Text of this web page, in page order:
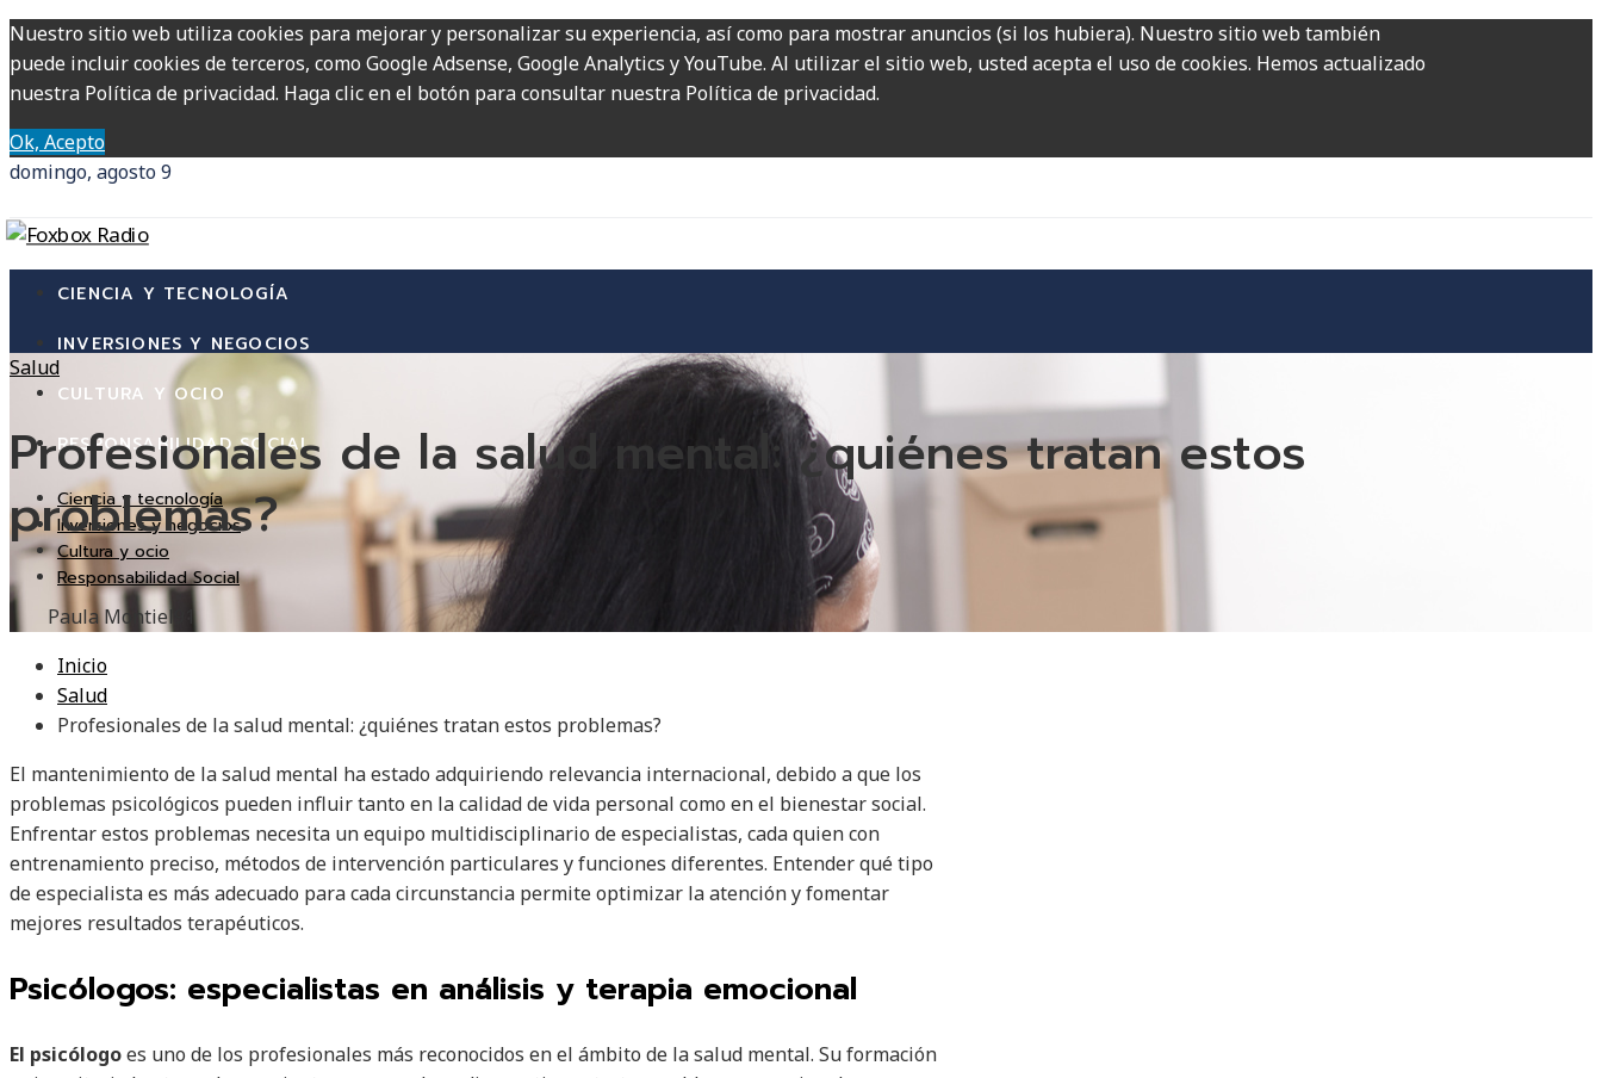
Nuestro sitio web utiliza cookies para mejorar y personalizar su experiencia, así como para mostrar anuncios (si los hubiera). Nuestro sitio web también
puede incluir cookies de terceros, como Google Adsense, Google Analytics y YouTube. Al utilizar el sitio web, usted acepta el uso de cookies. Hemos actualizado
nuestra Política de privacidad. Haga clic en el botón para consultar nuestra Política de privacidad.
Ok, Acepto
domingo, agosto 9
CIENCIA Y TECNOLOGÍA
INVERSIONES Y NEGOCIOS
CULTURA Y OCIO
RESPONSABILIDAD SOCIAL
Ciencia y tecnología
Inversiones y negocios
Cultura y ocio
Responsabilidad Social
Salud
Profesionales de la salud mental: ¿quiénes tratan estos
problemas?
Paula Montiel 91
Inicio
Salud
Profesionales de la salud mental: ¿quiénes tratan estos problemas?
El mantenimiento de la salud mental ha estado adquiriendo relevancia internacional, debido a que los
problemas psicológicos pueden influir tanto en la calidad de vida personal como en el bienestar social.
Enfrentar estos problemas necesita un equipo multidisciplinario de especialistas, cada quien con
entrenamiento preciso, métodos de intervención particulares y funciones diferentes. Entender qué tipo
de especialista es más adecuado para cada circunstancia permite optimizar la atención y fomentar
mejores resultados terapéuticos.
Psicólogos: especialistas en análisis y terapia emocional
El psicólogoes uno de los profesionales más reconocidos en el ámbito de la salud mental. Su formación